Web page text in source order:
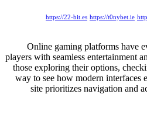
https://22-bit.es https://t0nybet.ie
Online gaming platforms have
players with seamless entertainment
those exploring their options,
way to see how modern interfaces
site prioritizes navigation and